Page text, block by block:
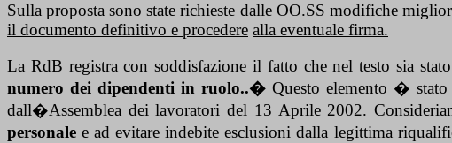
Sulla proposta sono state richieste dalle OO.SS modifiche
il documento definitivo e procedere alla eventuale firma.
La RdB registra con soddisfazione il fatto che nel testo sia
numero dei dipendenti in ruolo..�Questo elemento � stato
dall�Assemblea dei lavoratori del 13 Aprile 2002.
personale e ad evitare indebite esclusioni dalla legittima